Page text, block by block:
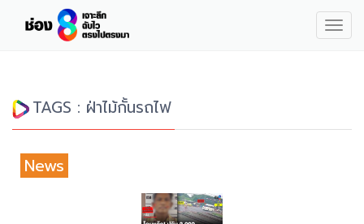
TAGS : ฝ่าไม้กั้นรถไฟ
News